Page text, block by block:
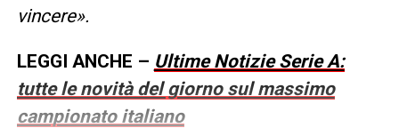
vincere».
LEGGI ANCHE – Ultime Notizie Serie A:
tutte le novità del giorno sul massimo
campionato italiano